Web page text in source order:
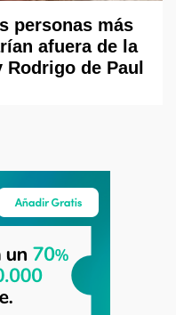
personas más
afuera de la
de Paul